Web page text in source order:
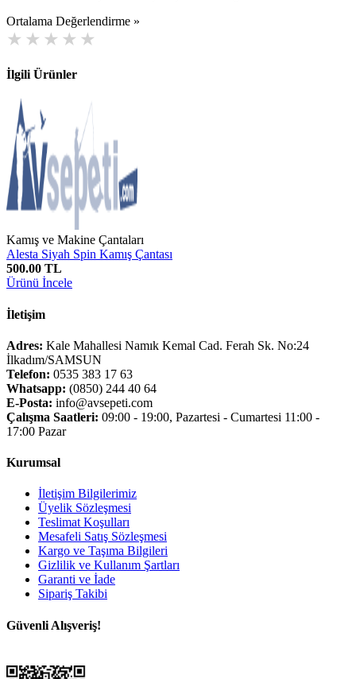
Ortalama Değerlendirme »
İlgili Ürünler
Kamış ve Makine Çantaları
Alesta Siyah Spin Kamış Çantası
500.00 TL
Ürünü İncele
İletişim
Adres: Kale Mahallesi Namık Kemal Cad. Ferah Sk. No:24
İlkadım/SAMSUN
Telefon: 0535 383 17 63
Whatsapp: (0850) 244 40 64
E-Posta: info@avsepeti.com
Çalışma Saatleri: 09:00 - 19:00, Pazartesi - Cumartesi 11:00 -
17:00 Pazar
Kurumsal
İletişim Bilgilerimiz
Üyelik Sözleşmesi
Teslimat Koşulları
Mesafeli Satış Sözleşmesi
Kargo ve Taşıma Bilgileri
Gizlilik ve Kullanım Şartları
Garanti ve İade
Sipariş Takibi
Güvenli Alışveriş!